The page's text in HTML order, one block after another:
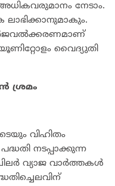
നേടാം.
വൈദ്യുതി
ശ്രമം
വിഹിതം
നടപ്പാക്കുന്ന
വ്യാജ വാർത്തകൾ